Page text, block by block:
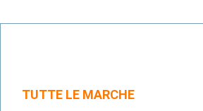
TUTTE LE MARCHE